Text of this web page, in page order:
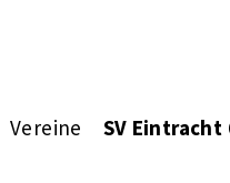
Vereine SV Eintracht